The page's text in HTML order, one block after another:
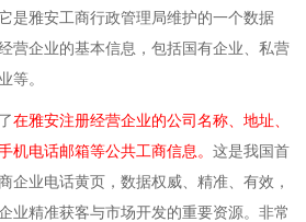
是雅安工商行政管理局维护的一个数据
营企业的基本信息，包括国有企业、私营
等。
在雅安注册经营企业的公司名称、地址、
机电话邮箱等公共工商信息。这是我国首
企业电话黄页，数据权威、精准、有效，
业精准获客与市场开发的重要资源。非常